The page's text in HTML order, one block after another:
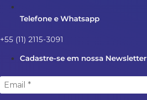
Telefone e Whatsapp
+55 (11) 2115-3091
Cadastre-se em nossa Newsletter